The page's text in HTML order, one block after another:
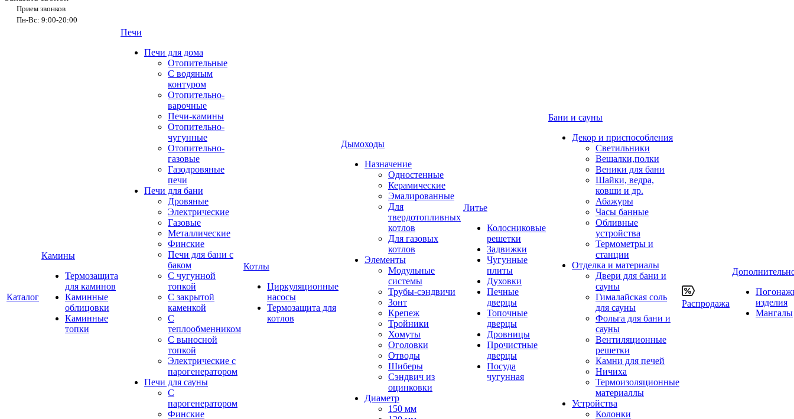
Прием звонков
Пн-Вс: 9:00-20:00
Каталог
Камины
Термозащита
для каминов
Каминные
облицовки
Каминные
топки
Печи
Печи для дома
Отопительные
C водяным
контуром
Отопительно-
варочные
Печи-камины
Отопительно-
чугунные
Отопительно-
газовые
Газодровяные
печи
Печи для бани
Дровяные
Электрические
Газовые
Металлические
Финские
Печи для бани с
баком
С чугунной
топкой
С закрытой
каменкой
С
теплообменником
С выносной
топкой
Электрические с
парогенератором
Печи для сауны
С
парогенератором
Финские
Котлы
Циркуляционные
насосы
Термозащита для
котлов
Дымоходы
Назначение
Одностенные
Керамические
Эмалированные
Для
твердотопливных
котлов
Для газовых
котлов
Элементы
Модульные
системы
Трубы-сэндвичи
Зонт
Крепеж
Тройники
Хомуты
Оголовки
Отводы
Шиберы
Сэндвич из
оцинковки
Диаметр
150 мм
Литье
Колосниковые
решетки
Задвижки
Чугунные
плиты
Духовки
Печные
дверцы
Топочные
дверцы
Дровницы
Прочистные
дверцы
Посуда
чугунная
Бани и сауны
Декор и приспособления
Светильники
Вешалки,полки
Веники для бани
Шайки, ведра,
ковши и др.
Абажуры
Часы банные
Обливные
устройства
Термометры и
станции
Отделка и материалы
Двери для бани и
сауны
Гималайская соль
для сауны
Фольга для бани и
сауны
Вентиляционные
решетки
Камни для печей
Ничиха
Термоизоляционные
материаллы
Устройства
Колонки
Распродажа
изделия
Мангалы